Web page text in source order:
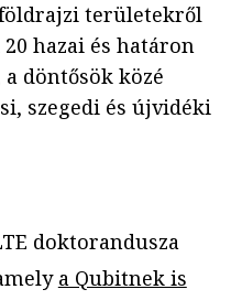
területekről
hazai és határon
döntősök közé
szegedi és újvidéki
doktorandusza
a Qubitnek is